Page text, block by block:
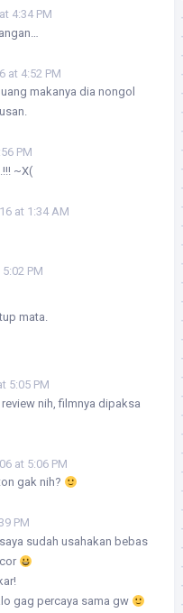
4:34 PM
at 4:52 PM
makanya dia nongol
PM
~X(
at 1:34 AM
PM
mata.
5:05 PM
nih, filmnya dipaksa
at 5:06 PM
gak nih?
PM
sudah usahakan bebas
gag percaya sama gw